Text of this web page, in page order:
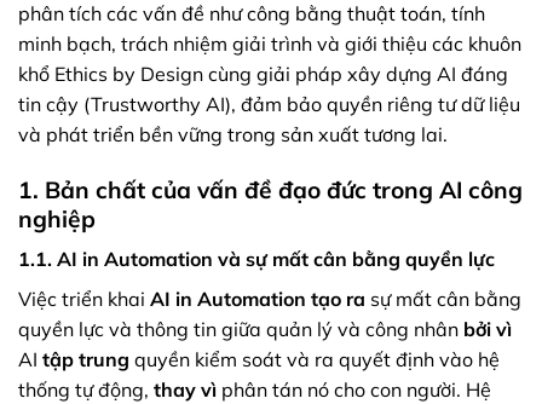
phân tích các vấn đề như công bằng thuật toán, tính
minh bạch, trách nhiệm giải trình và giới thiệu các khuôn
khổ Ethics by Design cùng giải pháp xây dựng AI đáng
tin cậy (Trustworthy AI), đảm bảo quyền riêng tư dữ liệu
và phát triển bền vững trong sản xuất tương lai.
1. Bản chất của vấn đề đạo đức trong AI công
nghiệp
1.1. AI in Automation và sự mất cân bằng quyền lực
Việc triển khai AI in Automation tạo ra sự mất cân bằng
quyền lực và thông tin giữa quản lý và công nhân bởi vì
AI tập trung quyền kiểm soát và ra quyết định vào hệ
thống tự động, thay vì phân tán nó cho con người. Hệ